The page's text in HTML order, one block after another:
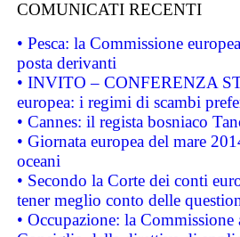
COMUNICATI RECENTI
• Pesca: la Commissione
posta derivanti
• INVITO – CONFERENZA
europea: i regimi di scambi
• Cannes: il regista bosniaco
• Giornata europea del mare
oceani
• Secondo la Corte dei conti
tener meglio conto delle
• Occupazione: la